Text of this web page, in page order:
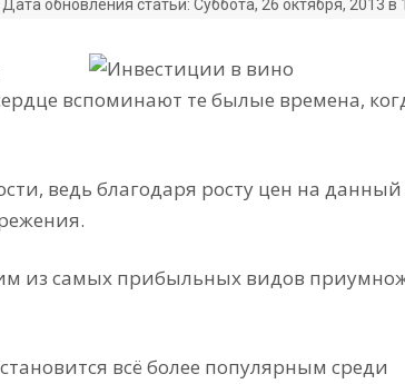
Дата обновления статьи: Суббота, 26 октября, 2013 в
вспоминают те былые времена,
ведь благодаря росту цен на данный
из самых прибыльных видов
всё более популярным среди